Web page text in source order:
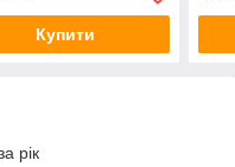
Купити
рік